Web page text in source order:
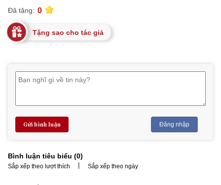
Đã tặng: 0
Tặng sao cho tác giả
Gửi bình luận Đăng nhập
Bình luận tiêu biểu (0)
Sắp xếp theo lượt thích | Sắp xếp theo ngày